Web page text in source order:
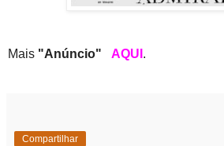
Mais "Anúncio" AQUI .
Compartilhar